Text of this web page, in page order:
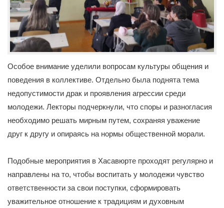
Особое внимание уделили вопросам культуры общения и
поведения в коллективе. Отдельно была поднята тема
недопустимости драк и проявления агрессии среди
молодежи. Лекторы подчеркнули, что споры и разногласия
необходимо решать мирным путем, сохраняя уважение
друг к другу и опираясь на нормы общественной морали.
Подобные мероприятия в Хасавюрте проходят регулярно и
направлены на то, чтобы воспитать у молодежи чувство
ответственности за свои поступки, сформировать
уважительное отношение к традициям и духовным